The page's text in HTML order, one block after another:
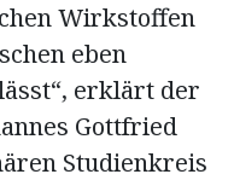
Wirkstoffen
eben
erklärt der
Gottfried
Studienkreis